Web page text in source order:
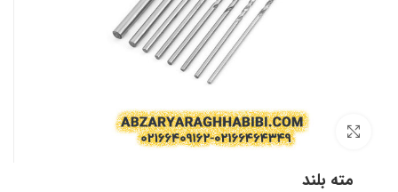
بزرگنمایی تصویر
مته بلند